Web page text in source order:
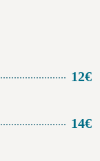
12€
14€